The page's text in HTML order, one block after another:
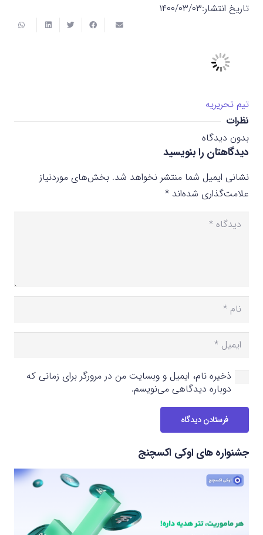
تاریخ انتشار:۱۴۰۰/۰۳/۰۳
تیم تحریریه
نظرات
بدون دیدگاه
دیدگاهتان را بنویسید
نشانی ایمیل شما منتشر نخواهد شد. بخش‌های موردنیاز
علامت‌گذاری شده‌اند *
ذخیره نام، ایمیل و وبسایت من در مرورگر برای زمانی که
دوباره دیدگاهی می‌نویسم.
فرستادن دیدگاه
جشنواره های اوکی اکسچنج